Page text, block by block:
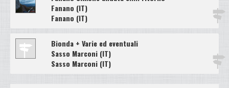
Fanano (IT)
Fanano (IT)
Bionda + Varie ed eventuali
Sasso Marconi (IT)
Sasso Marconi (IT)